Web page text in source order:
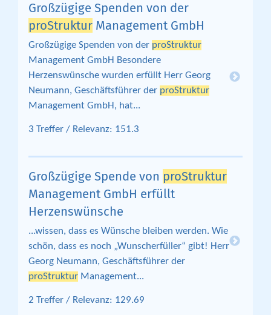
Großzügige Spenden von der
proStruktur Management GmbH
Großzügige Spenden von der proStruktur
Management GmbH Besondere
Herzenswünsche wurden erfüllt Herr Georg
Neumann, Geschäftsführer der proStruktur
Management GmbH, hat...
3 Treffer / Relevanz: 151.3
Großzügige Spende von proStruktur
Management GmbH erfüllt
Herzenswünsche
...wissen, dass es Wünsche bleiben werden. Wie
schön, dass es noch „Wunscherfüller“ gibt! Herr
Georg Neumann, Geschäftsführer der
proStruktur Management...
2 Treffer / Relevanz: 129.69